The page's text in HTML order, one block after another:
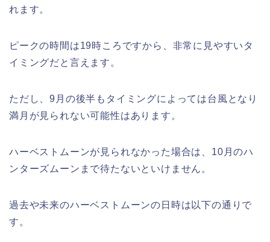
れます。
ピークの時間は19時ころですから、非常に見やすいタ
イミングだと言えます。
ただし、9月の後半もタイミングによっては台風となり
満月が見られない可能性はあります。
ハーベストムーンが見られなかった場合は、10月のハ
ンターズムーンまで待たないといけません。
過去や未来のハーベストムーンの日時は以下の通りで
す。